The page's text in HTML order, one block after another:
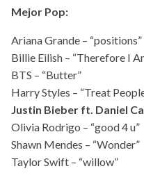
Mejor Pop:
Ariana Grande – “positions”
Billie Eilish – “Therefore I
BTS – “Butter”
Harry Styles – “Treat
Justin Bieber ft. Daniel
Olivia Rodrigo – “good 4 u”
Shawn Mendes – “Wonder”
Taylor Swift – “willow”